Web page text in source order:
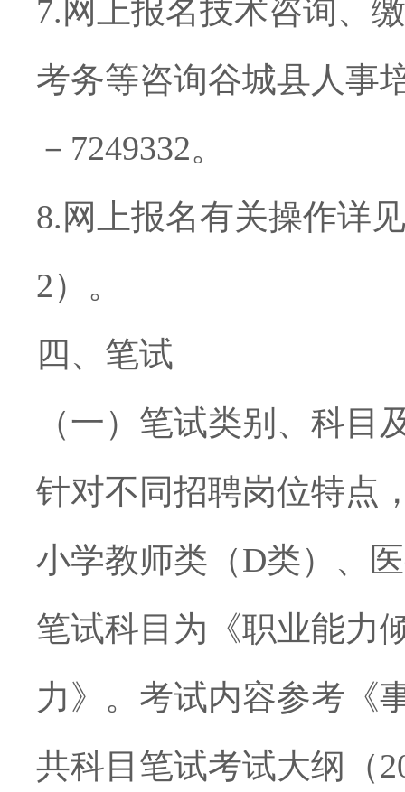
7. 网上报名技术咨询、
考务等咨询谷城县人事
－ 7249332。
8. 网上报名有关操作详
2）。
四、笔试
（一）笔试类别、科目
针对不同招聘岗位特点
小学教师类（D类）、
笔试科目为《职业能力
力》。 考试内容参考《
共科目笔试考试大纲（